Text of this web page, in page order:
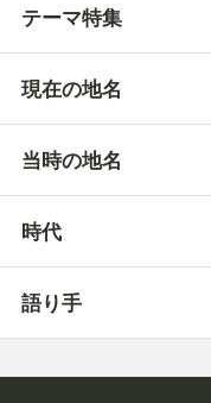
テーマ特集
現在の地名
当時の地名
時代
語り手